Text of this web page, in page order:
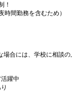
！
間勤務を含むため）
合には、学校に相談の
躍中